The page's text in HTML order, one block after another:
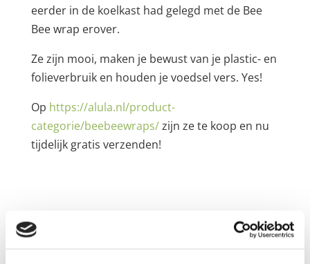
eerder in de koelkast had gelegd met de Bee
Bee wrap erover.
Ze zijn mooi, maken je bewust van je plastic- en
folieverbruik en houden je voedsel vers. Yes!
Op https://alula.nl/product-
categorie/beebeewraps/zijn ze te koop en nu
tijdelijk gratis verzenden!
Reactie verzenden
Je e-mailadres wordt niet gepubliceerd.